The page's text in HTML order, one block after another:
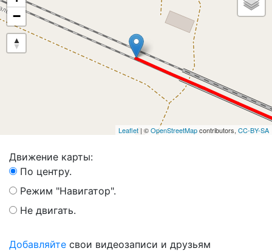
−
Leaflet | ©OpenStreetMapcontributors, CC-BY-SA
Движение карты:
По центру.
Режим "Навигатор".
Не двигать.
Добавляйте свои видеозаписи и друзьям